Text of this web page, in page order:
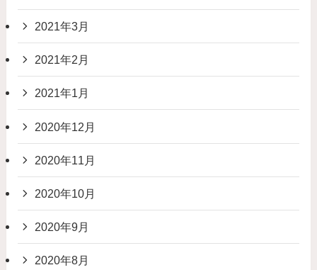
2021年3月
2021年2月
2021年1月
2020年12月
2020年11月
2020年10月
2020年9月
2020年8月